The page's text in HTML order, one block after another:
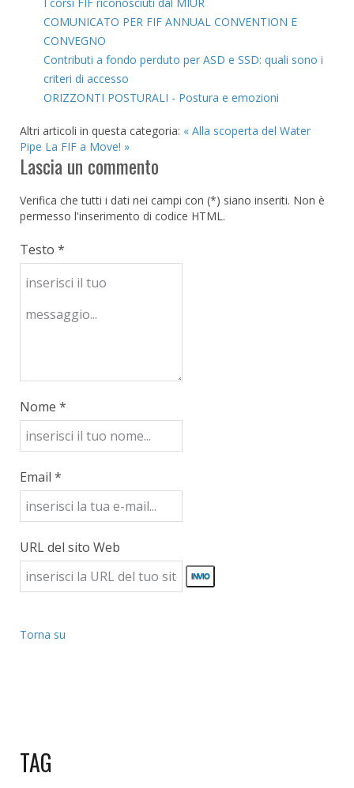
COMUNICATO PER FIF ANNUAL CONVENTION E
CONVEGNO
Contributi a fondo perduto per ASD e SSD: quali sono i
criteri di accesso
ORIZZONTI POSTURALI - Postura e emozioni
Altri articoli in questa categoria: « Alla scoperta del Water
Pipe La FIF a Move! »
Lascia un commento
Verifica che tutti i dati nei campi con (*) siano inseriti. Non è
permesso l'inserimento di codice HTML.
Testo *
Nome *
Email *
URL del sito Web
Torna su
TAG